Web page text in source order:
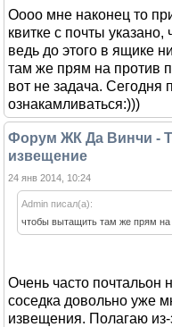
Оооо мне наконец то
квитке с почты
ведь до этого в ящике
там же прям на против
вот не задача. Сегодня
ознакамливаться:)))
Форум ЖК Да Винчи -
извещение
24 янв 2014, 10:24
Admin писал(а):
чтобы вытащить там же прям на
Очень часто почтальон
соседка довольно уже
извещения. Полагаю из-